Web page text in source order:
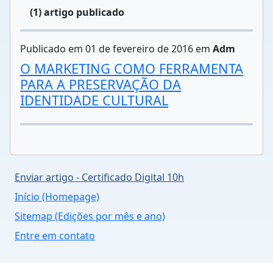
(1) artigo publicado
Publicado em 01 de fevereiro de 2016 em Adm
O MARKETING COMO FERRAMENTA
PARA A PRESERVAÇÃO DA
IDENTIDADE CULTURAL
Enviar artigo - Certificado Digital 10h
Início (Homepage)
Sitemap (Edições por mês e ano)
Entre em contato